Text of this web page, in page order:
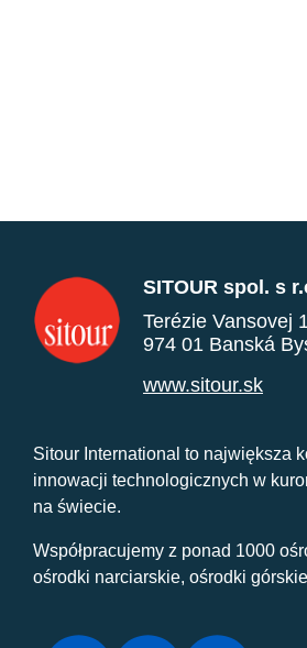
SITOUR spol. s
Terézie Vansovej
974 01 Banská
www.sitour.sk
Sitour International to największa
innowacji technologicznych w
na świecie.
Współpracujemy z ponad 1000
ośrodki narciarskie, ośrodki